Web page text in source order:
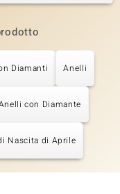
Diamanti Anelli
con Diamante
Nascita di Aprile